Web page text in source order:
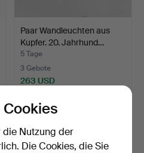
Paar Wandleuchten aus
Kupfer. 20. Jahrhund…
5 Tage
3 Gebote
263 USD
die Nutzung der
Die Cookies, die Sie